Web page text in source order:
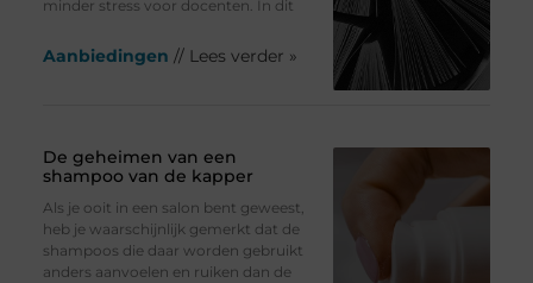
minder stress voor docenten. In dit
Aanbiedingen // Lees verder »
De geheimen van een
shampoo van de kapper
Als je ooit in een salon bent geweest,
heb je waarschijnlijk gemerkt dat de
shampoos die daar worden gebruikt
anders aanvoelen en ruiken dan de